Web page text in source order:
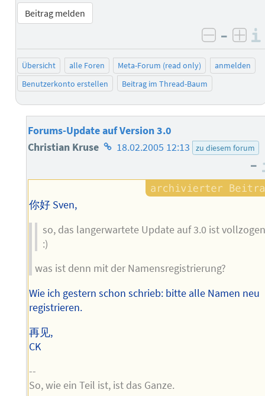
Beitrag melden
negativ
–
Übersicht alle Foren Meta-Forum (read only)
anmelden
Benutzerkonto erstellen
Beitrag im Thread-Baum
Forums-Update auf Version 3.0
Christian Kruse Homepage
Autors
18.02.2005 12:13 zu diesem forum
–
你好 Sven,
so, das langerwartete Update auf 3.0 ist
:)
was ist denn mit der Namensregistrierung?
Wie ich gestern schon schrieb: bitte alle Namen neu
registrieren.
再见,
CK
--
So, wie ein Teil ist, ist das Ganze.